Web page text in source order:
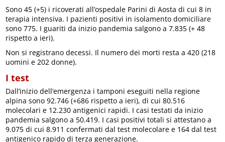
Sono 45 (+5) i ricoverati all’ospedale Parini di Aosta di cui 8 in
terapia intensiva. I pazienti positivi in isolamento domiciliare
sono 775. I guariti da inizio pandemia salgono a 7.835 (+ 48
rispetto a ieri).
Non si registrano decessi. Il numero dei morti resta a 420 (218
uomini e 202 donne).
I test
Dall’inizio dell’emergenza i tamponi eseguiti nella regione
alpina sono 92.746 (+686 rispetto a ieri), di cui 80.516
molecolari e 12.230 antigenici rapidi. I casi testati da inizio
pandemia salgono a 50.419. I casi positivi totali si attestano a
9.075 di cui 8.911 confermati dal test molecolare e 164 dal test
antigenico rapido di terza generazione.